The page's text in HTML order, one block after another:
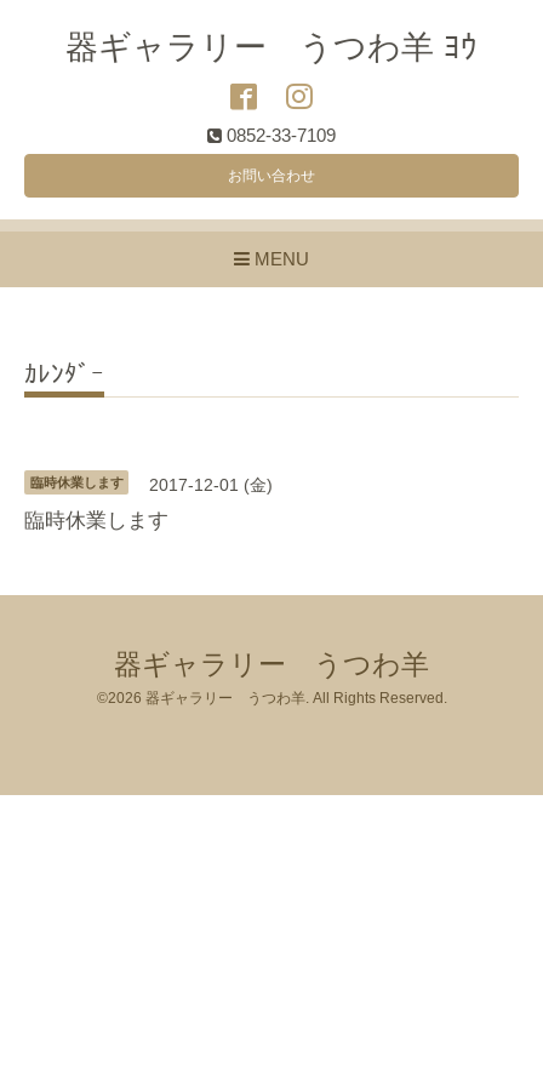
器ギャラリー うつわ羊 ﾖｳ
0852-33-7109
お問い合わせ
MENU
ｶﾚﾝﾀﾞｰ
臨時休業します 2017-12-01 (金)
臨時休業します
器ギャラリー うつわ羊
©2026 器ギャラリー うつわ羊. All Rights Reserved.